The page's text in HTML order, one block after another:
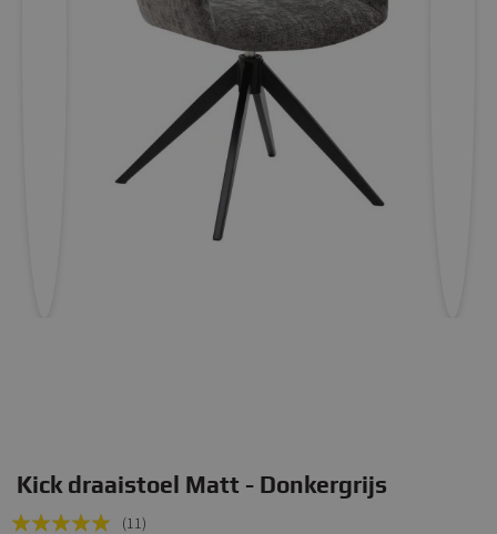
Kick draaistoel Matt - Donkergrijs
Rating:
(11)